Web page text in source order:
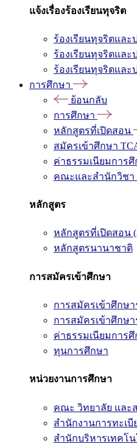
แจ้งเรื่องร้องเรียนทุจริต
ร้องเรียนทุจริตแล
ร้องเรียนทุจริตแล
ร้องเรียนทุจริตแล
การศึกษา
ย้อนกลับ
การศึกษา
หลักสูตรที่เปิดสอน
สมัครเข้าศึกษา
ค่าธรรมเนียมการศึ
คณะและสำนักวิชา
หลักสูตร
หลักสูตรที่เปิดสอน
หลักสูตรนานาชาติ
การสมัครเข้าศึกษา
การสมัครเข้าศึก
การสมัครเข้าศึกษ
ค่าธรรมเนียมการศึ
ทุนการศึกษา
หน่วยงานการศึกษา
คณะ วิทยาลัย และ
สำนักงานการทะเบี
สำนักบริหารเทคโ